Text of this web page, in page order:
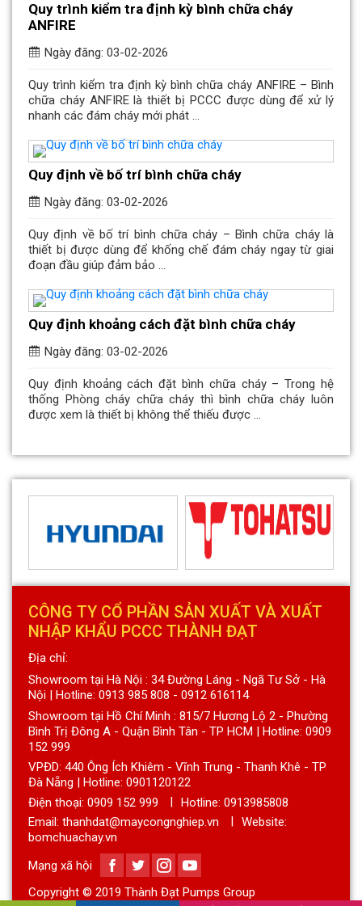
Quy trình kiểm tra định kỳ bình chữa cháy
ANFIRE
Ngày đăng: 03-02-2026
Quy trình kiểm tra định kỳ bình chữa cháy ANFIRE – Bình
chữa cháy ANFIRE là thiết bị PCCC được dùng để xử lý
nhanh các đám cháy mới phát ...
Quy định về bố trí bình chữa cháy
Ngày đăng: 03-02-2026
Quy định về bố trí bình chữa cháy – Bình chữa cháy là
thiết bị được dùng để khống chế đám cháy ngay từ giai
đoạn đầu giúp đảm bảo ...
Quy định khoảng cách đặt bình chữa cháy
Ngày đăng: 03-02-2026
Quy định khoảng cách đặt bình chữa cháy – Trong hệ
thống Phòng cháy chữa cháy thì bình chữa cháy luôn
được xem là thiết bị không thể thiếu được ...
CÔNG TY CỔ PHẦN SẢN XUẤT VÀ XUẤT
NHẬP KHẨU PCCC THÀNH ĐẠT
Địa chỉ:
Showroom tại Hà Nội : 34 Đường Láng - Ngã Tư Sở - Hà
Nội | Hotline: 0913 985 808 - 0912 616114
Showroom tại Hồ Chí Minh : 815/7 Hương Lộ 2 - Phường
Bình Trị Đông A - Quận Bình Tân - TP HCM | Hotline: 0909
152 999
VPĐD: 440 Ông Ích Khiêm - Vĩnh Trung - Thanh Khê - TP
Đà Nẵng | Hotline: 0901120122
Điện thoại: 0909 152 999
Hotline: 0913985808
Email: thanhdat@maycongnghiep.vn
Website:
bomchuachay.vn
Mạng xã hội
Copyright © 2019 Thành Đạt Pumps Group